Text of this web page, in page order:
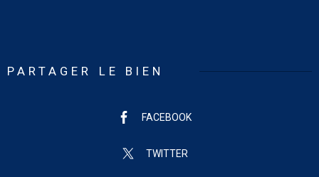
PARTAGER LE BIEN
FACEBOOK
TWITTER